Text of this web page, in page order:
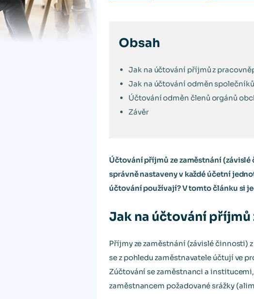
Obsah
Jak na účtování příjmů z
Jak na účtování odměn
Účtování odměn členů orgánů
Závěr
Účtování příjmů ze zaměstnání
správně nastaveny v každé účetní
účtování používají? V tomto článku si
Jak na účtování
Příjmy ze zaměstnání (závislé činnosti)
se z pohledu zaměstnavatele účtují ve
Zúčtování se zaměstnanci a
zaměstnancem požadované srážky